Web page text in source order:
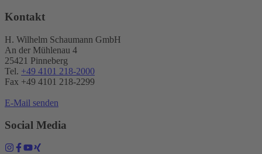
Kontakt
H. Wilhelm Schaumann GmbH
An der Mühlenau 4
25421 Pinneberg
Tel. +49 4101 218-2000
Fax +49 4101 218​-2299
E-Mail senden
Social Media